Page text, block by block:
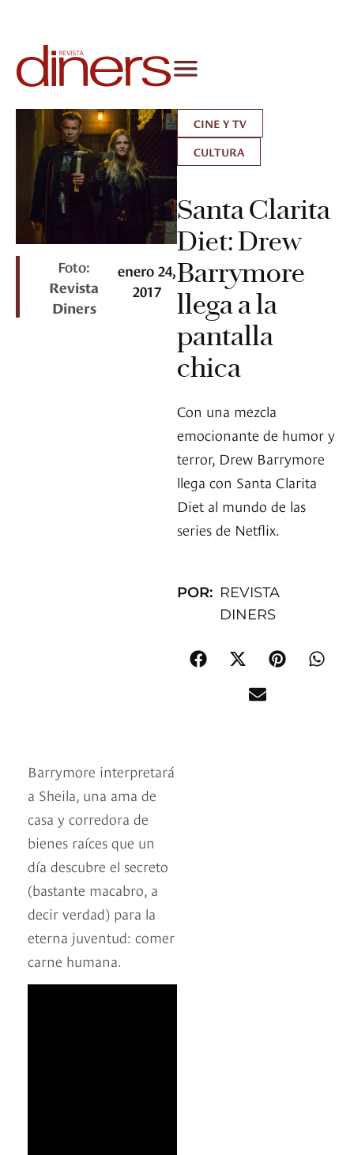
Foto:
Revista
Diners
enero 24,
2017
CINE Y TV
CULTURA
Santa Clarita
Diet: Drew
Barrymore
llega a la
pantalla
chica
Con una mezcla
emocionante de humor y
terror, Drew Barrymore
llega con Santa Clarita
Diet al mundo de las
series de Netflix.
POR: REVISTA
DINERS
Barrymore interpretará
a Sheila, una ama de
casa y corredora de
bienes raíces que un
día descubre el secreto
(bastante macabro, a
decir verdad) para la
eterna juventud: comer
carne humana.